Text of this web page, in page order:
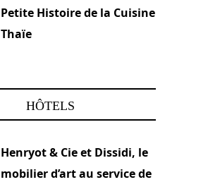
Petite Histoire de la Cuisine
Thaïe
HÔTELS
Henryot & Cie et Dissidi, le
mobilier d’art au service de